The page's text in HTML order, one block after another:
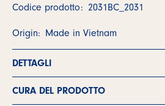
Codice prodotto: 2031BC_2031
Origin: Made in Vietnam
DETTAGLI
CURA DEL PRODOTTO